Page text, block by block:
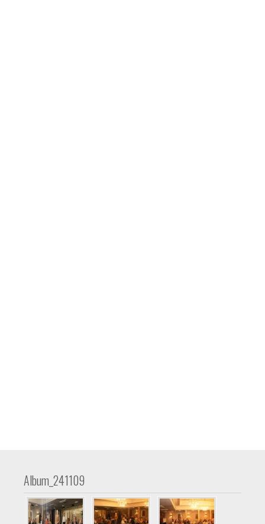
Album_241109